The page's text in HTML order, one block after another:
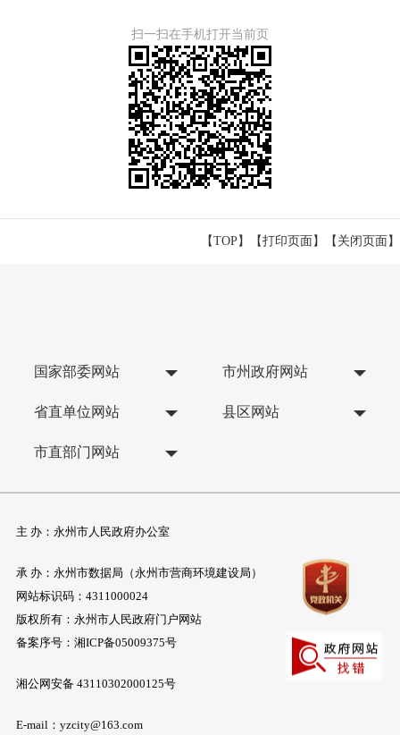
扫一扫在手机打开当前页
【TOP】 【打印页面】【 关闭页面】
国家部委网站 市州政府网站
省直单位网站 县区网站
市直部门网站
主 办：永州市人民政府办公室
承 办：永州市数据局（永州市营商环境建设局）
网站标识码：4311000024
版权所有：永州市人民政府门户网站
备案序号： 湘ICP备05009375号
湘公网安备 43110302000125号
E-mail：yzcity@163.com